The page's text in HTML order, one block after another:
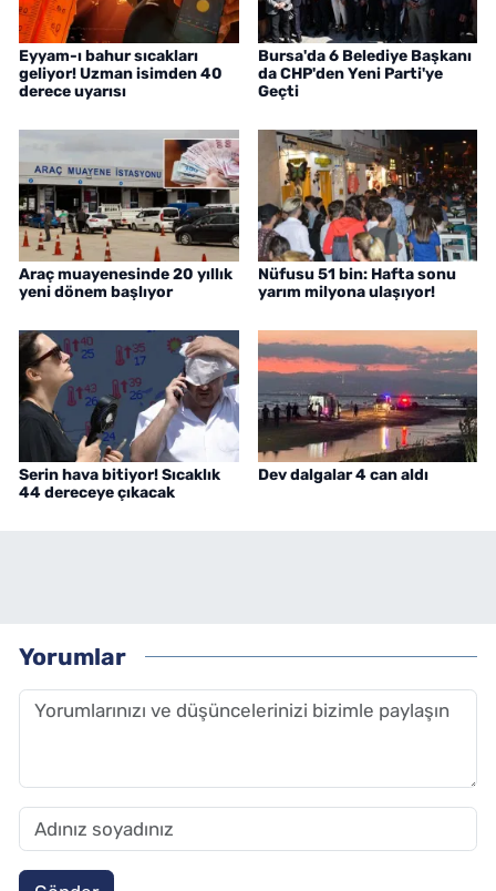
Eyyam-ı bahur sıcakları
geliyor! Uzman isimden 40
derece uyarısı
Bursa'da 6 Belediye Başkanı
da CHP'den Yeni Parti'ye
Geçti
Araç muayenesinde 20 yıllık
yeni dönem başlıyor
Nüfusu 51 bin: Hafta sonu
yarım milyona ulaşıyor!
Serin hava bitiyor! Sıcaklık
44 dereceye çıkacak
Dev dalgalar 4 can aldı
Yorumlar